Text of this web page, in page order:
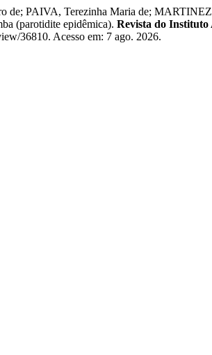
PAIVA, Terezinha Maria de;
(parotidite epidêmica). Revista do
36810. Acesso em: 7 ago. 2026.